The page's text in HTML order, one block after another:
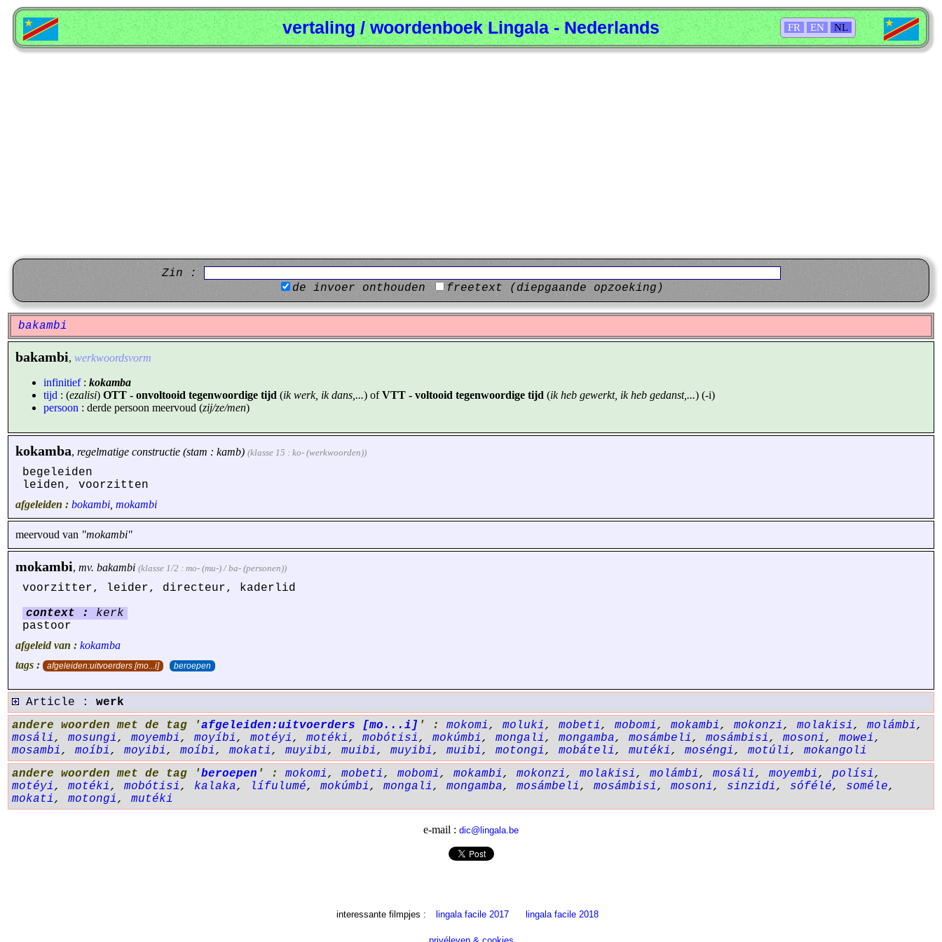
FR EN NL
vertaling / woordenboek Lingala - Nederlands
Zin :
de invoer onthouden
freetext (diepgaande opzoeking)
bakambi
bakambi, werkwoordsvorm
infinitief: kokamba
tijd : (ezalisi) OTT - onvoltooid tegenwoordige tijd (ik werk, ik dans,...) ofVTT - voltooid tegenwoordige tijd (ik heb gewerkt, ik heb gedanst,...) (-i)
persoon : derde persoon meervoud (zij/ze/men)
kokamba, regelmatige constructie (stam : kamb) (klasse 15 : ko- (werkwoorden))
begeleiden
leiden, voorzitten
afgeleiden : bokambi mokambi
meervoud van "mokambi"
mokambi, mv. bakambi (klasse 1/2 : mo- (mu-) / ba- (personen))
voorzitter, leider, directeur, kaderlid
context :
kerk
pastoor
afgeleid van : kokamba
tags :
afgeleiden:uitvoerders [mo...i] beroepen
Article : werk
andere woorden met de tag 'afgeleiden:uitvoerders [mo...i] ' : mokomi, moluki, mobeti, mobomi, mokambi, mokonzi, molakisi, molámbi,
mosáli, mosungi, moyembi, moyíbi, motéyi, motéki, mobótisi, mokúmbi, mongali, mongamba, mosámbeli, mosámbisi, mosoni, mowei,
mosambi, moíbi, moyibi, moíbi, mokati, muyibi, muibi, muyibi, muibi, motongi, mobáteli, mutéki, moséngi, motúli, mokangoli
andere woorden met de tag 'beroepen ' : mokomi, mobeti, mobomi, mokambi, mokonzi, molakisi, molámbi, mosáli, moyembi, polísi,
motéyi, motéki, mobótisi, kalaka, lífulumé, mokúmbi, mongali, mongamba, mosámbeli, mosámbisi, mosoni, sinzidi, sófélé, soméle,
mokati, motongi, mutéki
e-mail : dic@lingala.be
interessante filmpjes : lingala facile 2017 lingala facile 2018